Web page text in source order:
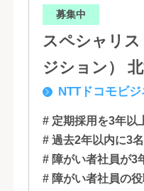
募集中
スペシャリ
ジション） 北海道, 宮城, 東京,
石川, 愛知, 大
NTTドコモビ
# 定期採用を3年以
# 過去2年以内に3
# 障がい者社員が3
# 障がい者社員の